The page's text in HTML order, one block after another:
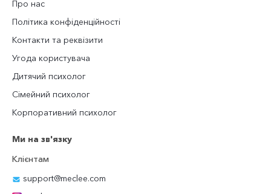
Про нас
Політика конфіденційності
Контакти та реквізити
Угода користувача
Дитячий психолог
Сімейний психолог
Корпоративний психолог
Ми на зв'язку
Клієнтам
support@meclee.com